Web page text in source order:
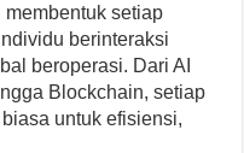
membentuk setiap
berinteraksi
beroperasi. Dari AI
Blockchain, setiap
untuk efisiensi,